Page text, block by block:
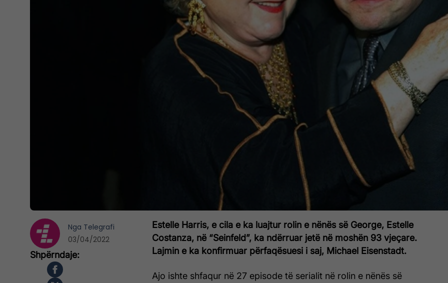
Estelle Harris, e cila e ka luajtur rolin e nënës së George, Estelle
Costanza, në “Seinfeld”, ka ndërruar jetë në moshën 93 vjeçare.
Lajmin e ka konfirmuar përfaqësuesi i saj, Michael Eisenstadt.
Ajo ishte shfaqur në 27 episode të serialit në rolin e nënës së
Nga Telegrafi
03/04/2022